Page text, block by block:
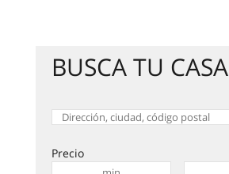
BUSCA TU CASA
Precio